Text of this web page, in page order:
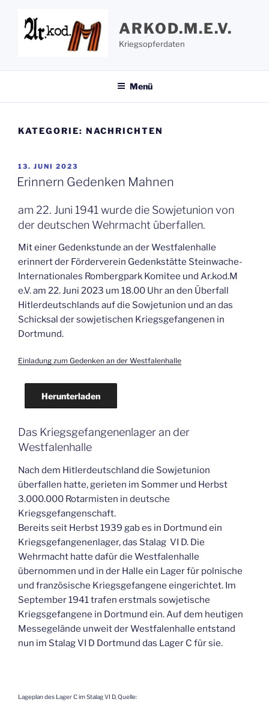
springen
ARKOD.M.E.V.
Kriegsopferdaten
Menü
KATEGORIE: NACHRICHTEN
VERÖFFENTLICHT
AM
13. JUNI 2023
Erinnern Gedenken Mahnen
am 22. Juni 1941 wurde die Sowjetunion von
der deutschen Wehrmacht überfallen.
Mit einer Gedenkstunde an der Westfalenhalle
erinnert der Förderverein Gedenkstätte Steinwache-
Internationales Rombergpark Komitee und Ar.kod.M
e.V. am 22. Juni 2023 um 18.00 Uhr an den Überfall
Hitlerdeutschlands auf die Sowjetunion und an das
Schicksal der sowjetischen Kriegsgefangenen in
Dortmund.
Einladung zum Gedenken an der Westfalenhalle
Herunterladen
Das Kriegsgefangenenlager an der
Westfalenhalle
Nach dem Hitlerdeutschland die Sowjetunion
überfallen hatte, gerieten im Sommer und Herbst
3.000.000 Rotarmisten in deutsche
Kriegsgefangenschaft.
Bereits seit Herbst 1939 gab es in Dortmund ein
Kriegsgefangenenlager, das Stalag VI D. Die
Wehrmacht hatte dafür die Westfalenhalle
übernommen und in der Halle ein Lager für polnische
und französische Kriegsgefangene eingerichtet. Im
September 1941 trafen erstmals sowjetische
Kriegsgefangene in Dortmund ein. Auf dem heutigen
Messegelände unweit der Westfalenhalle entstand
nun im Stalag VI D Dortmund das Lager C für sie.
Lageplan des Lager C im Stalag VI D, Quelle: